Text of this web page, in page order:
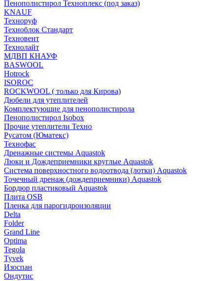
Пенополистирол Техноплекс (под заказ)
KNАUF
Технoруф
Техноблок Стандарт
Техновент
Технолайт
МДВП КНАУФ
BASWOOL
Hotrock
ISOROC
ROCKWOOL ( только для Кирова)
Дюбели для утеплителей
Комплектующие для пенополистирола
Пенополистирол Isobox
Прочие утеплители Техно
Русатом (Юматекс)
Технофас
Дренажные системы Aquastok
Люки и Дождеприемники круглые Aquastok
Система поверхностного водоотвода (лотки) Aquastok
Точечный дренаж (дождеприемники) Aquastok
Бордюр пластиковый Aquastok
Плита OSB
Пленка для парогидроизоляции
Delta
Folder
Grand Line
Optima
Tegola
Tyvek
Изоспан
Ондутис